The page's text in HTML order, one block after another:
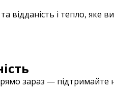
відданість і тепло,
зараз — підтримайте